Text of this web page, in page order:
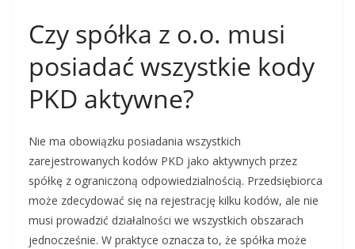
Czy spółka z o.o. musi
posiadać wszystkie kody
PKD aktywne?
Nie ma obowiązku posiadania wszystkich
zarejestrowanych kodów PKD jako aktywnych przez
spółkę z ograniczoną odpowiedzialnością. Przedsiębiorca
może zdecydować się na rejestrację kilku kodów, ale nie
musi prowadzić działalności we wszystkich obszarach
jednocześnie. W praktyce oznacza to, że spółka może